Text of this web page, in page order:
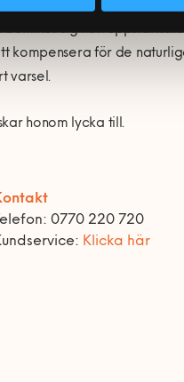
sig i ett
kompensera för de
varsel.
honom lycka till.
Telefon: 0770 220 720
Klicka här